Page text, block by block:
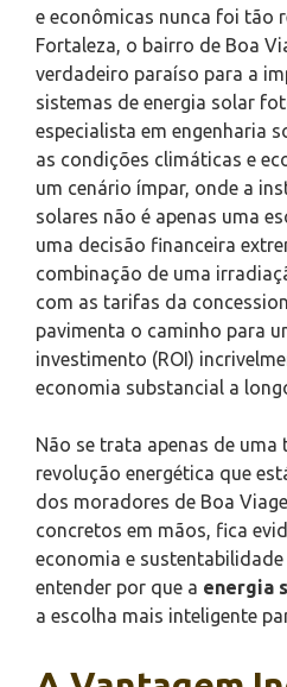
e econômicas nunca foi tão
Fortaleza, o bairro de Boa
verdadeiro paraíso para a
sistemas de energia solar
especialista em engenharia
as condições climáticas e
um cenário ímpar, onde a
solares não é apenas uma
uma decisão financeira
combinação de uma
com as tarifas da
pavimenta o caminho para
investimento (ROI)
economia substancial a
Não se trata apenas de uma
revolução energética que
dos moradores de Boa
concretos em mãos, fica
economia e sustentabilidade
entender por que a energia
a escolha mais inteligente